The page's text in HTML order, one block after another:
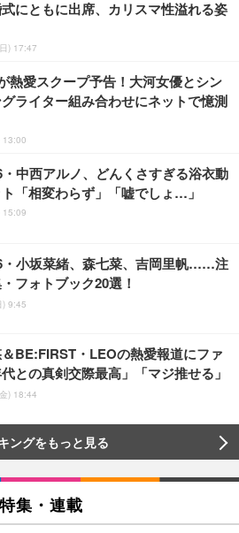
にともに出席、カリスマ性溢れる姿
) 17:47
熱愛スクープ予告！大河女優とシン
ライター組み合わせにネットで憶測
13:00
・中西アルノ、どんくさすぎる浴衣動
「相変わらず」「嘘でしょ…」
15:09
・小坂菜緒、森七菜、吉岡里帆……注
フォトブック20選！
) 9:45
BE:FIRST・LEOの熱愛報道にファ
との真剣交際最高」「マジ推せる」
) 18:44
ングをもっと見る
特集・連載